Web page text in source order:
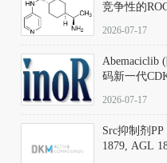
竞争性的
同等抑制
过精准嵌入
发挥抑制作
ROCK2的解
140 nM和
中，其靶向
200倍，凸显
2026-07-17
Abemaciclib
码新一代
2026-07-17
Src抑制剂
1879, AGL